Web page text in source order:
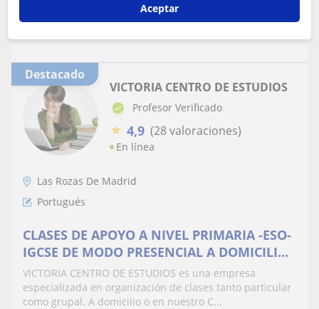
Destacado
VICTORIA CENTRO DE ESTUDIOS
Profesor Verificado
★ 4,9 (28 valoraciones)
En línea
Las Rozas De Madrid
Portugués
CLASES DE APOYO A NIVEL PRIMARIA -ESO-
IGCSE DE MODO PRESENCIAL A DOMICILIO
U ONLINE
VICTORIA CENTRO DE ESTUDIOS es una empresa
especializada en organización de clases tanto particular
como grupal. A domicilio o en nuestro C...
Aceptar